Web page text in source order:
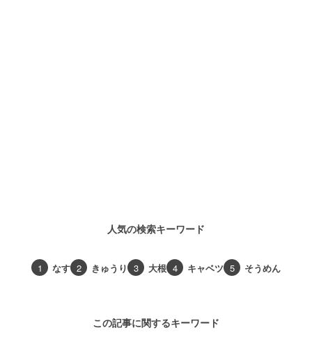
人気の検索キーワード
1 なす 2 きゅうり 3 大根 4 キャベツ 5 そうめん
この記事に関するキーワード